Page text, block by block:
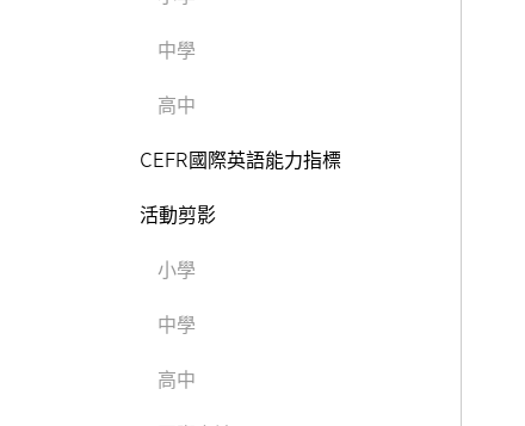
中學
高中
CEFR國際英語能力指標
活動剪影
小學
中學
高中